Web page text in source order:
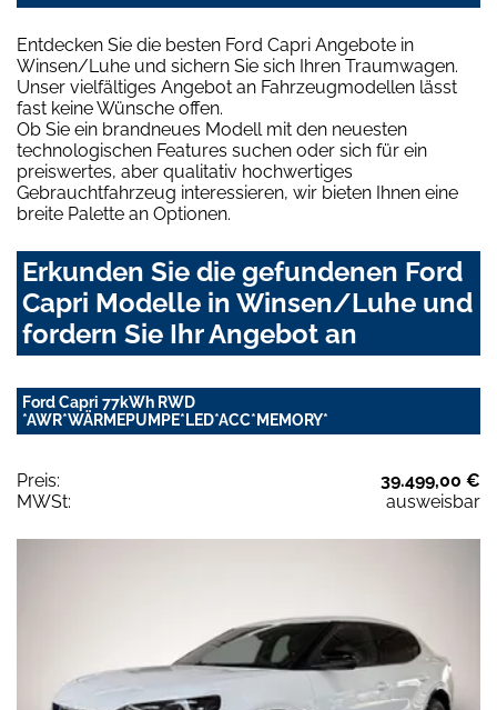
Entdecken Sie die besten Ford Capri Angebote in
Winsen/Luhe und sichern Sie sich Ihren Traumwagen.
Unser vielfältiges Angebot an Fahrzeugmodellen lässt
fast keine Wünsche offen.
Ob Sie ein brandneues Modell mit den neuesten
technologischen Features suchen oder sich für ein
preiswertes, aber qualitativ hochwertiges
Gebrauchtfahrzeug interessieren, wir bieten Ihnen eine
breite Palette an Optionen.
Erkunden Sie die gefundenen Ford
Capri Modelle in Winsen/Luhe und
fordern Sie Ihr Angebot an
Ford Capri 77kWh RWD
*AWR*WÄRMEPUMPE*LED*ACC*MEMORY*
Preis:
39.499,00 €
MWSt:
ausweisbar